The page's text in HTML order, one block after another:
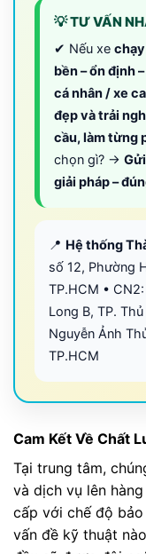
💡 TƯ VẤN
✔ Nếu xe
bền – ổn định
cá nhân / xe
đẹp và trải
cầu, làm từng
chọn gì? →
giải pháp –
📍 Hệ thống
số 12, Phường
TP.HCM •
Long B, TP.
Nguyễn Ảnh
TP.HCM
Cam Kết Về Chất
Tại trung tâm,
và dịch vụ lên
cấp với chế độ
vấn đề kỹ thuật